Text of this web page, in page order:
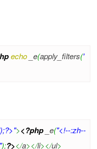
echo _e(apply_filters('
><?php _e("<!--:zh--
);?></a></li></ul>